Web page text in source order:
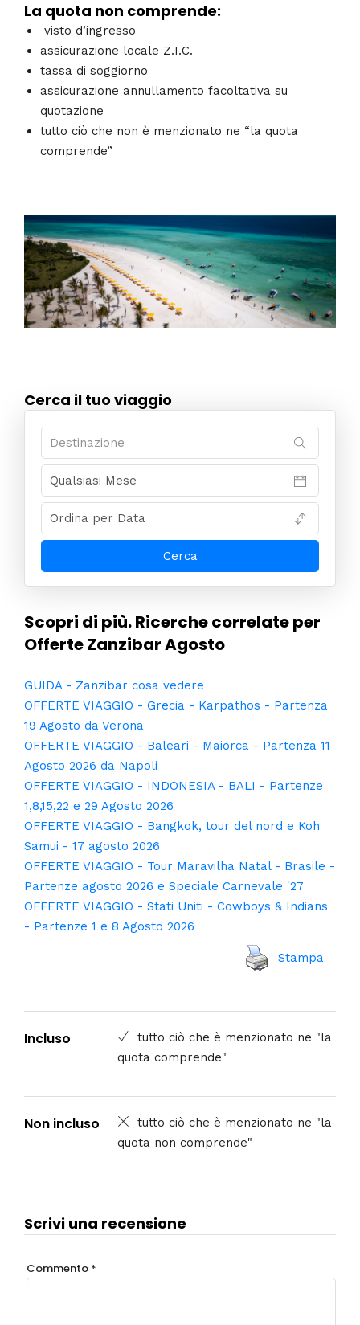
La quota non comprende:
visto d’ingresso
assicurazione locale Z.I.C.
tassa di soggiorno
assicurazione annullamento facoltativa su
quotazione
tutto ciò che non è menzionato ne “la quota
comprende”
Cerca il tuo viaggio
Scopri di più. Ricerche correlate per
Offerte Zanzibar Agosto
GUIDA - Zanzibar cosa vedere
OFFERTE VIAGGIO - Grecia - Karpathos - Partenza
19 Agosto da Verona
OFFERTE VIAGGIO - Baleari - Maiorca - Partenza 11
Agosto 2026 da Napoli
OFFERTE VIAGGIO - INDONESIA - BALI - Partenze
1,8,15,22 e 29 Agosto 2026
OFFERTE VIAGGIO - Bangkok, tour del nord e Koh
Samui - 17 agosto 2026
OFFERTE VIAGGIO - Tour Maravilha Natal - Brasile -
Partenze agosto 2026 e Speciale Carnevale '27
OFFERTE VIAGGIO - Stati Uniti - Cowboys & Indians
- Partenze 1 e 8 Agosto 2026
Stampa
Incluso
tutto ciò che è menzionato ne "la
quota comprende"
Non incluso
tutto ciò che è menzionato ne "la
quota non comprende"
Scrivi una recensione
Commento *